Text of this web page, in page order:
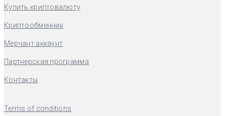
Купить криптовалюту
Криптообменник
Мерчант аккаунт
Партнерская программа
Контакты
Terms of conditions